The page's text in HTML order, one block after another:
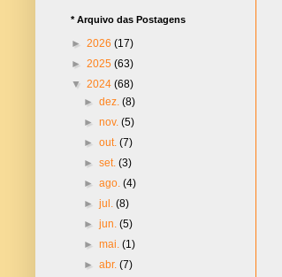
* Arquivo das Postagens
► 2026 (17)
► 2025 (63)
▼ 2024 (68)
►dez.(8)
►nov.(5)
►out.(7)
►set.(3)
►ago.(4)
►jul.(8)
►jun.(5)
►mai.(1)
►abr.(7)